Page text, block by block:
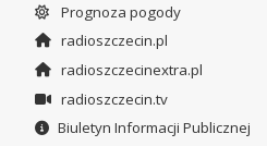
Prognoza pogody
radioszczecin.pl
radioszczecinextra.pl
radioszczecin.tv
Biuletyn Informacji Publicznej